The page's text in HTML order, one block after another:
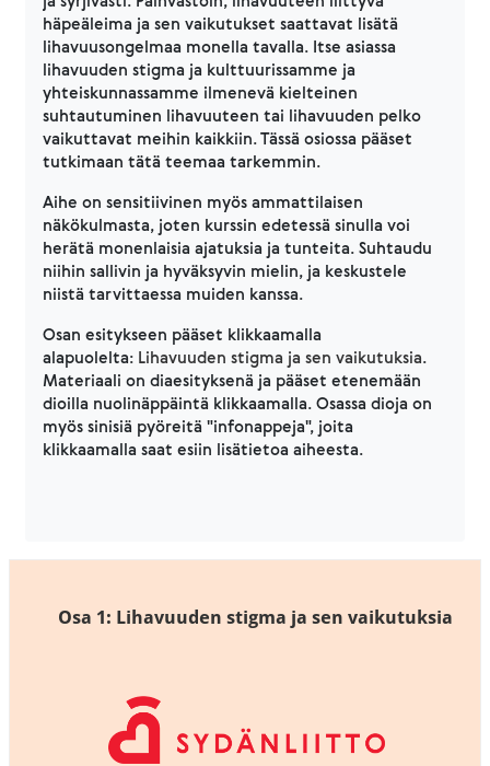
häpeäleima ja sen vaikutukset saattavat lisätä
lihavuusongelmaa monella tavalla. Itse asiassa
lihavuuden stigma ja kulttuurissamme ja
yhteiskunnassamme ilmenevä kielteinen
suhtautuminen lihavuuteen tai lihavuuden pelko
vaikuttavat meihin kaikkiin. Tässä osiossa pääset
tutkimaan tätä teemaa tarkemmin.
Aihe on sensitiivinen myös ammattilaisen
näkökulmasta, joten kurssin edetessä sinulla voi
herätä monenlaisia ajatuksia ja tunteita. Suhtaudu
niihin sallivin ja hyväksyvin mielin, ja keskustele
niistä tarvittaessa muiden kanssa.
Osan esitykseen pääset klikkaamalla
alapuolelta: Lihavuuden stigma ja sen vaikutuksia.
Materiaali on diaesityksenä ja pääset etenemään
dioilla nuolinäppäintä klikkaamalla. Osassa dioja on
myös sinisiä pyöreitä "infonappeja", joita
klikkaamalla saat esiin lisätietoa aiheesta.